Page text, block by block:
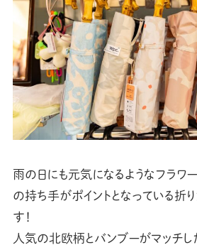
雨の日にも元気になるようなフラワ
の持ち手がポイントとなっている折
す！
人気の北欧柄とバンブーがマッチし